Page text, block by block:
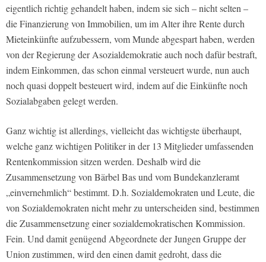
eigentlich richtig gehandelt haben, indem sie sich – nicht selten –
die Finanzierung von Immobilien, um im Alter ihre Rente durch
Mieteinkünfte aufzubessern, vom Munde abgespart haben, werden
von der Regierung der Asozialdemokratie auch noch dafür bestraft,
indem Einkommen, das schon einmal versteuert wurde, nun auch
noch quasi doppelt besteuert wird, indem auf die Einkünfte noch
Sozialabgaben gelegt werden.
Ganz wichtig ist allerdings, vielleicht das wichtigste überhaupt,
welche ganz wichtigen Politiker in der 13 Mitglieder umfassenden
Rentenkommission sitzen werden. Deshalb wird die
Zusammensetzung von Bärbel Bas und vom Bundekanzleramt
„einvernehmlich“ bestimmt. D.h. Sozialdemokraten und Leute, die
von Sozialdemokraten nicht mehr zu unterscheiden sind, bestimmen
die Zusammensetzung einer sozialdemokratischen Kommission.
Fein. Und damit genügend Abgeordnete der Jungen Gruppe der
Union zustimmen, wird den einen damit gedroht, dass die